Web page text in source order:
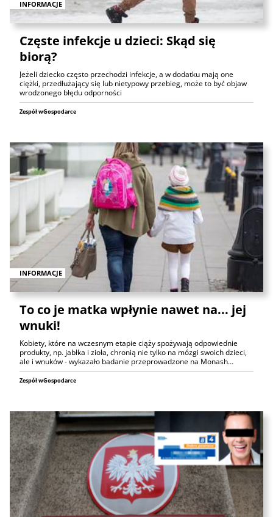
INFORMACJE
Częste infekcje u dzieci: Skąd się
biorą?
Jeżeli dziecko często przechodzi infekcje, a w dodatku mają one
ciężki, przedłużający się lub nietypowy przebieg, może to być objaw
wrodzonego błędu odporności
Zespół wGospodarce
INFORMACJE
To co je matka wpłynie nawet na... jej
wnuki!
Kobiety, które na wczesnym etapie ciąży spożywają odpowiednie
produkty, np. jabłka i zioła, chronią nie tylko na mózgi swoich dzieci,
ale i wnuków - wykazało badanie przeprowadzone na Monash…
Zespół wGospodarce